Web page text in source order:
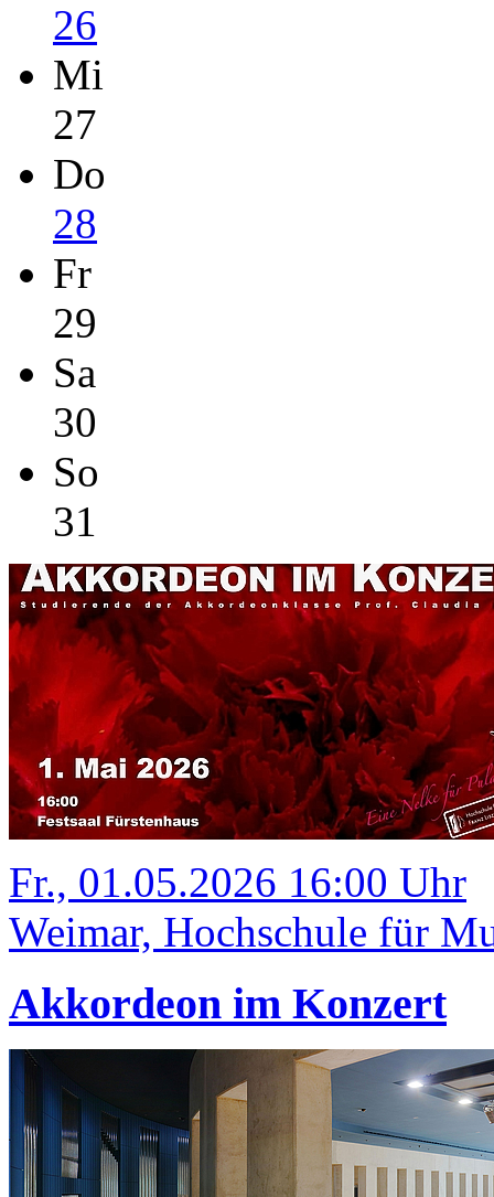
26
Mi
27
Do
28
Fr
29
Sa
30
So
31
Fr., 01.05.2026 16:00 Uhr
Weimar, Hochschule für
Akkordeon im Konzert